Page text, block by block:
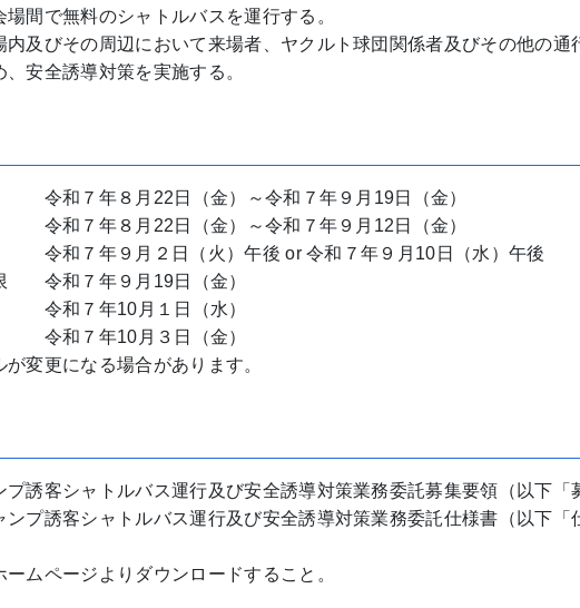
間で無料のシャトルバスを運行する。
及びその周辺において来場者、ヤクルト球団関係者及びその他の通
安全誘導対策を実施する。
22日（金）～令和７年９月19日（金）
月22日（金）～令和７年９月12日（金）
２日（火）午後 or 令和７年９月10日（水）午後
令和７年９月19日（金）
和７年10月１日（水）
７年10月３日（金）
変更になる場合があります。
誘客シャトルバス運行及び安全誘導対策業務委託募集要領（以下「
プ誘客シャトルバス運行及び安全誘導対策業務委託仕様書（以下「
ムページよりダウンロードすること。